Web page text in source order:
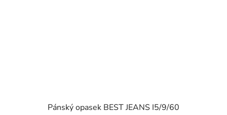
Pánský opasek BEST JEANS I5/9/60